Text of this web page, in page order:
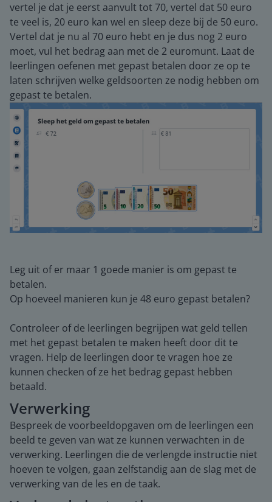
vertel je dat je eerst aanvult tot 70, vertel dat 50 euro
te veel is, 20 euro kan wel en sleep deze bij de 50 euro.
Vertel dat je nu al 70 euro hebt en je dus nog 2 euro
moet, vul het bedrag aan met de 2 euromunt. Laat de
leerlingen oefenen met gepast betalen door ze op te
laten schrijven welke geldsoorten ze nodig hebben om
gepast te betalen.
Leg uit of er maar 1 goede manier is om gepast te
betalen.
Op hoeveel manieren kun je 48 euro gepast betalen?
Controleer of de leerlingen begrijpen wat geld tellen
met het gepast betalen te maken heeft door dit te
vragen. Help de leerlingen door te vragen hoe ze
kunnen checken of ze het bedrag gepast hebben
betaald.
Verwerking
Bespreek de voorbeeldopgaven om de leerlingen een
beeld te geven van wat ze kunnen verwachten in de
verwerking. Leerlingen die de verlengde instructie niet
hoeven te volgen, gaan zelfstandig aan de slag met de
verwerking van de les en de taak.